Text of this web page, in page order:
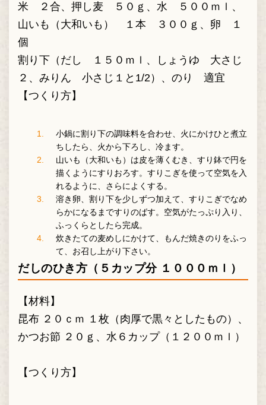
米 ２合、押し麦 ５０ｇ、水 ５００ｍｌ、
山いも（大和いも） １本 ３００ｇ、卵 １
個
割り下（だし １５０ｍｌ、しょうゆ 大さじ
２、みりん 小さじ１と1/2）、のり 適宜
【つくり方】
小鍋に割り下の調味料を合わせ、火にかけひと煮立
ちしたら、火から下ろし、冷ます。
山いも（大和いも）は皮を薄くむき、すり鉢で円を
描くようにすりおろす。すりこぎを使って空気を入
れるように、さらによくする。
溶き卵、割り下を少しずつ加えて、すりこぎでなめ
らかになるまですりのばす。空気がたっぷり入り、
ふっくらとしたら完成。
炊きたての麦めしにかけて、もんだ焼きのりをふっ
て、お召し上がり下さい。
だしのひき方（５カップ分 １０００ｍｌ）
【材料】
昆布 ２０ｃｍ １枚（肉厚で黒々としたもの）、
かつお節 ２０ｇ、水６カップ（１２００ｍｌ）
【つくり方】